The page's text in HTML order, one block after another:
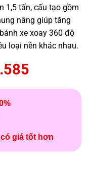
1,5 tấn, cấu tạo gồm
nâng giúp tăng
xe xoay 360 độ
loại nền khác nhau.
giá tốt hơn